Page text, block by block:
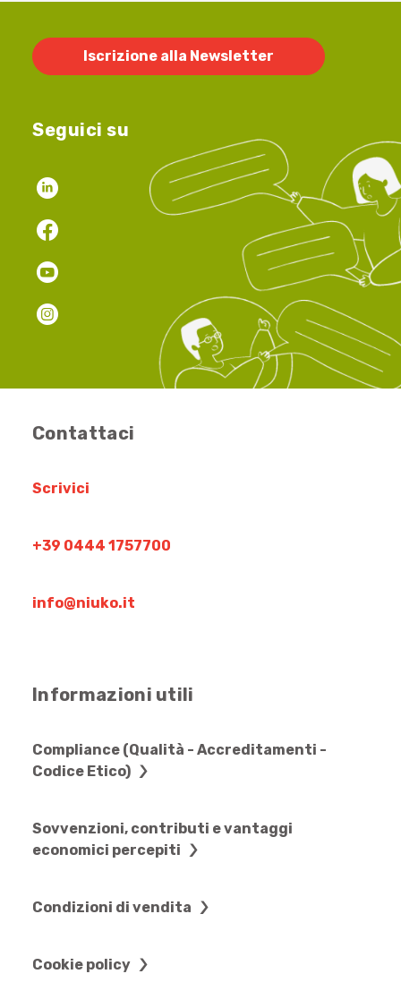
Iscrizione alla Newsletter
Seguici su
Contattaci
Scrivici
+39 0444 1757700
info@niuko.it
Informazioni utili
Compliance (Qualità - Accreditamenti -
Codice Etico)
Sovvenzioni, contributi e vantaggi
economici percepiti
Condizioni di vendita
Cookie policy